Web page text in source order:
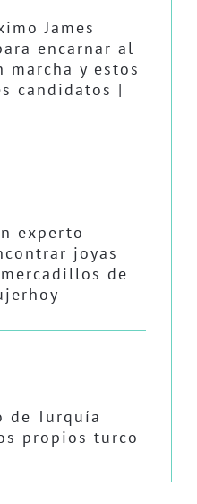
James
encarnar al
marcha y estos
candidatos |
experto
joyas
de
de Turquía
propios turco